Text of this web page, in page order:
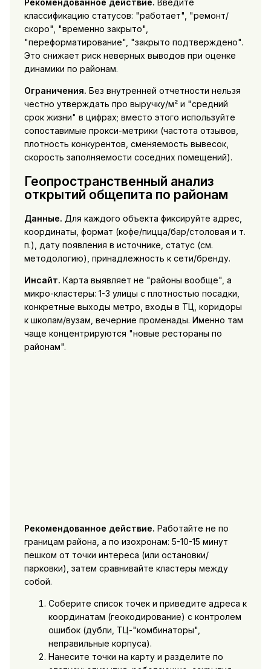
Рекомендованное действие. Введите
классификацию статусов: "работает", "ремонт/
скоро", "временно закрыто",
"переформатирование", "закрыто подтверждено".
Это снижает риск неверных выводов при оценке
динамики по районам.
Ограничения. Без внутренней отчетности нельзя
честно утверждать про выручку/м² и "средний
срок жизни" в цифрах; вместо этого используйте
сопоставимые прокси-метрики (частота отзывов,
плотность конкурентов, сменяемость вывесок,
скорость заполняемости соседних помещений).
Геопространственный анализ
открытий общепита по районам
Данные. Для каждого объекта фиксируйте адрес,
координаты, формат (кофе/пицца/бар/столовая и т.
п.), дату появления в источнике, статус (см.
методологию), принадлежность к сети/бренду.
Инсайт. Карта выявляет не "районы вообще", а
микро-кластеры: 1-3 улицы с плотностью посадки,
конкретные выходы метро, входы в ТЦ, коридоры
к школам/вузам, вечерние променады. Именно там
чаще концентрируются "новые рестораны по
районам".
Рекомендованное действие. Работайте не по
границам района, а по изохронам: 5-10-15 минут
пешком от точки интереса (или остановки/
парковки), затем сравнивайте кластеры между
собой.
Соберите список точек и приведите адреса к
координатам (геокодирование) с контролем
ошибок (дубли, ТЦ-"комбинаторы",
неправильные корпуса).
Нанесите точки на карту и разделите по